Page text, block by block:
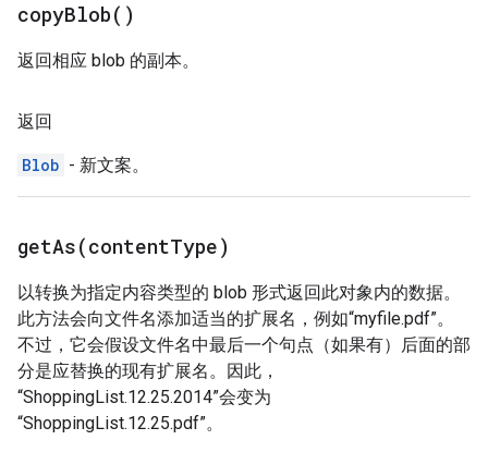
copyBlob( )
返回相应 blob 的副本。
返回
Blob - 新文案。
getAs(contentType)
以转换为指定内容类型的 blob 形式返回此对象内的数据。
此方法会向文件名添加适当的扩展名，例如“myfile.pdf”。
不过，它会假设文件名中最后一个句点（如果有）后面的部
分是应替换的现有扩展名。因此，
“ShoppingList.12.25.2014”会变为
“ShoppingList.12.25.pdf”。